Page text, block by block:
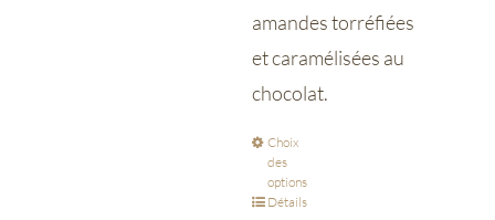
amandes torréfiées
et caramélisées au
chocolat.
Choix
des
options
Détails